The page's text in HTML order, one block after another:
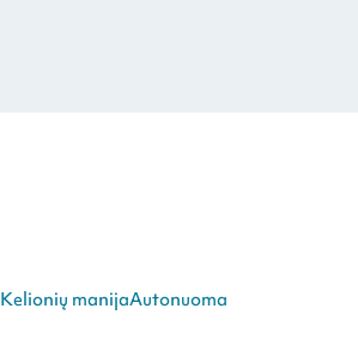
Kelionių manijaAutonuoma